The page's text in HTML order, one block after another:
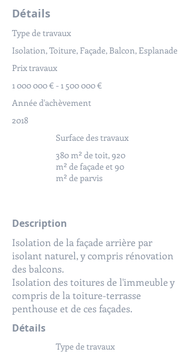
Détails
Type de travaux
Isolation, Toiture, Façade, Balcon, Esplanade
Prix travaux
1 000 000€ -1 500 000€
Année d'achèvement
2018
Surface des travaux
380 m² de toit, 920
m² de façade et 90
m² de parvis
Description
Isolation de la façade arrière par
isolant naturel, y compris rénovation
des balcons.
Isolation des toitures de l'immeuble y
compris de la toiture-terrasse
penthouse et de ces façades.
Détails
Type de travaux